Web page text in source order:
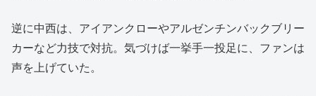
逆に中西は、アイアンクローやアルゼンチンバックブリー
カーなど力技で対抗。気づけば一挙手一投足に、ファンは
声を上げていた。